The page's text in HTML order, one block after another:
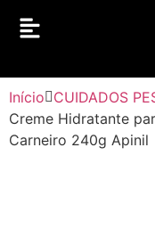
Início CUIDADOS
Creme Hidratante
Carneiro 240g Apinil